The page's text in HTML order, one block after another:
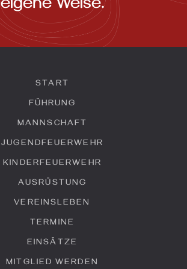
eigene Weise.
START
FÜHRUNG
MANNSCHAFT
JUGENDFEUERWEHR
KINDERFEUERWEHR
AUSRÜSTUNG
VEREINSLEBEN
TERMINE
EINSÄTZE
MITGLIED WERDEN